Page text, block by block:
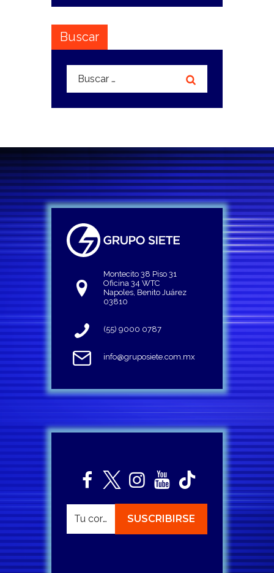
Buscar
Buscar:
Montecito 38 Piso 31
Oficina 34 WTC
Napoles, Benito Juárez
03810
(55) 9000 0787
info@gruposiete.com.mx